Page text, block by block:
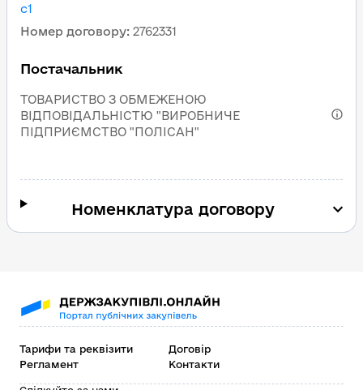
c1
Номер договору: 2762331
Постачальник
ТОВАРИСТВО З ОБМЕЖЕНОЮ
ВІДПОВІДАЛЬНІСТЮ "ВИРОБНИЧЕ
ПІДПРИЄМСТВО "ПОЛІСАН"
Номенклатура договору
Тарифи та реквізити
Договір
Регламент
Контакти